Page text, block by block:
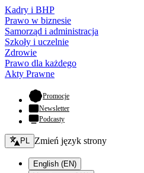
Kadry i BHP
Prawo w biznesie
Samorząd i administracja
Szkoły i uczelnie
Zdrowie
Prawo dla każdego
Akty Prawne
Promocje- otwiera się w nowej karcie
Newsletter
Podcasty
Zmień język - bieżący:
PL Zmień język strony
English (EN)